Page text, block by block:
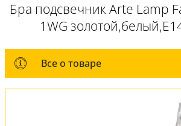
Бра подсвечник Arte Lamp
1WG
Все о товаре
Все о товаре